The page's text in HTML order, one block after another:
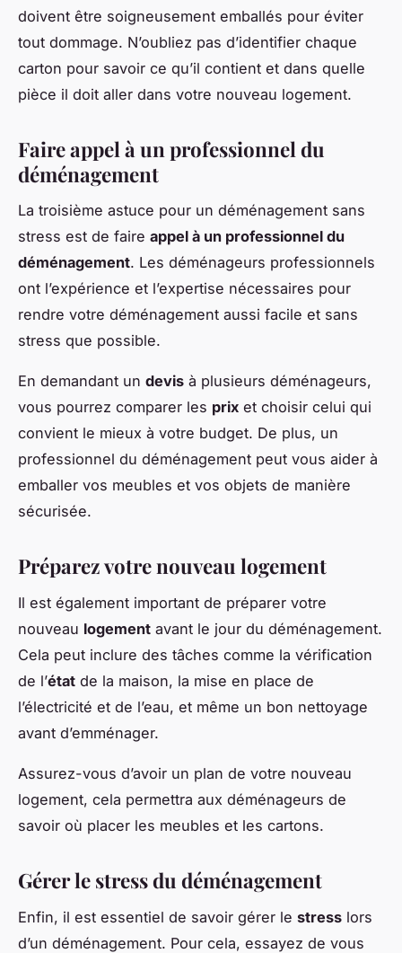
doivent être soigneusement emballés pour éviter
tout dommage. N’oubliez pas d’identifier chaque
carton pour savoir ce qu’il contient et dans quelle
pièce il doit aller dans votre nouveau logement.
Faire appel à un professionnel du
déménagement
La troisième astuce pour un déménagement sans
stress est de faire appel à un professionnel du
déménagement. Les déménageurs professionnels
ont l’expérience et l’expertise nécessaires pour
rendre votre déménagement aussi facile et sans
stress que possible.
En demandant un devis à plusieurs déménageurs,
vous pourrez comparer les prix et choisir celui qui
convient le mieux à votre budget. De plus, un
professionnel du déménagement peut vous aider à
emballer vos meubles et vos objets de manière
sécurisée.
Préparez votre nouveau logement
Il est également important de préparer votre
nouveau logement avant le jour du déménagement.
Cela peut inclure des tâches comme la vérification
de l’état de la maison, la mise en place de
l’électricité et de l’eau, et même un bon nettoyage
avant d’emménager.
Assurez-vous d’avoir un plan de votre nouveau
logement, cela permettra aux déménageurs de
savoir où placer les meubles et les cartons.
Gérer le stress du déménagement
Enfin, il est essentiel de savoir gérer le stress lors
d’un déménagement. Pour cela, essayez de vous